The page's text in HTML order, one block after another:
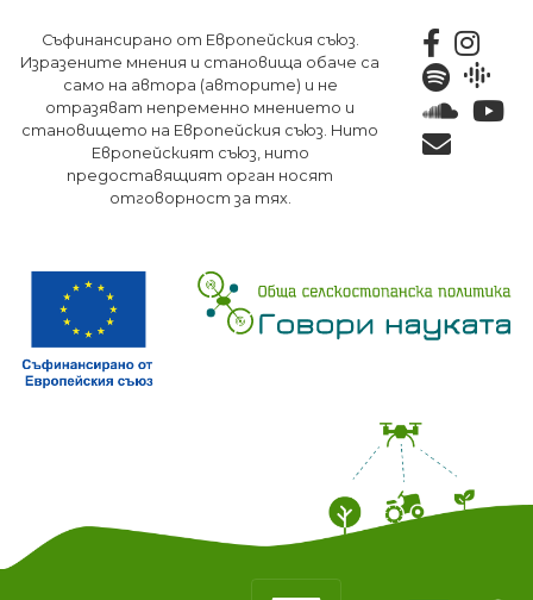
към
основното
съдържание
Съфинансирано от Европейския съюз.
Изразените мнения и становища обаче са
само на автора (авторите) и не
отразяват непременно мнението и
становището на Европейския съюз. Нито
Европейският съюз, нито
предоставящият орган носят
отговорност за тях.